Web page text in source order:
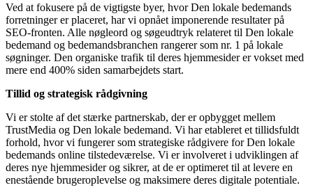
Ved at fokusere på de vigtigste byer, hvor Den lokale bedemands
forretninger er placeret, har vi opnået imponerende resultater på
SEO-fronten. Alle nøgleord og søgeudtryk relateret til Den lokale
bedemand og bedemandsbranchen rangerer som nr. 1 på lokale
søgninger. Den organiske trafik til deres hjemmesider er vokset med
mere end 400% siden samarbejdets start.
Tillid og strategisk rådgivning
Vi er stolte af det stærke partnerskab, der er opbygget mellem
TrustMedia og Den lokale bedemand. Vi har etableret et tillidsfuldt
forhold, hvor vi fungerer som strategiske rådgivere for Den lokale
bedemands online tilstedeværelse. Vi er involveret i udviklingen af
deres nye hjemmesider og sikrer, at de er optimeret til at levere en
enestående brugeroplevelse og maksimere deres digitale potentiale.